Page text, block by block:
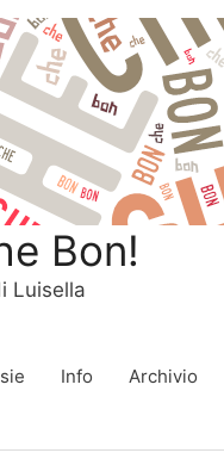
Bon!
Luisella
Info Archivio